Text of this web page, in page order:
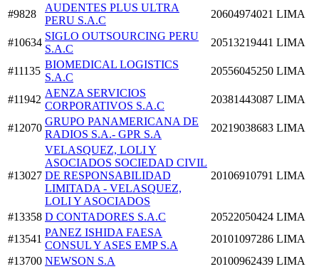
#9828
AUDENTES PLUS ULTRA
PERU S.A.C
20604974021 LIMA
#10634
SIGLO OUTSOURCING PERU
S.A.C
20513219441 LIMA
#11135
BIOMEDICAL LOGISTICS
S.A.C
20556045250 LIMA
#11942
AENZA SERVICIOS
CORPORATIVOS S.A.C
20381443087 LIMA
#12070
GRUPO PANAMERICANA DE
RADIOS S.A.- GPR S.A
20219038683 LIMA
#13027
VELASQUEZ, LOLI Y
ASOCIADOS SOCIEDAD CIVIL
DE RESPONSABILIDAD
LIMITADA - VELASQUEZ,
LOLI Y ASOCIADOS
20106910791 LIMA
#13358 D CONTADORES S.A.C 20522050424 LIMA
#13541
PANEZ ISHIDA FAESA
CONSUL Y ASES EMP S.A
20101097286 LIMA
#13700 NEWSON S.A 20100962439 LIMA